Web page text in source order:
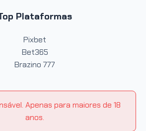
Plataformas
Pixbet
Bet365
Brazino 777
Apenas para maiores de 18
anos.